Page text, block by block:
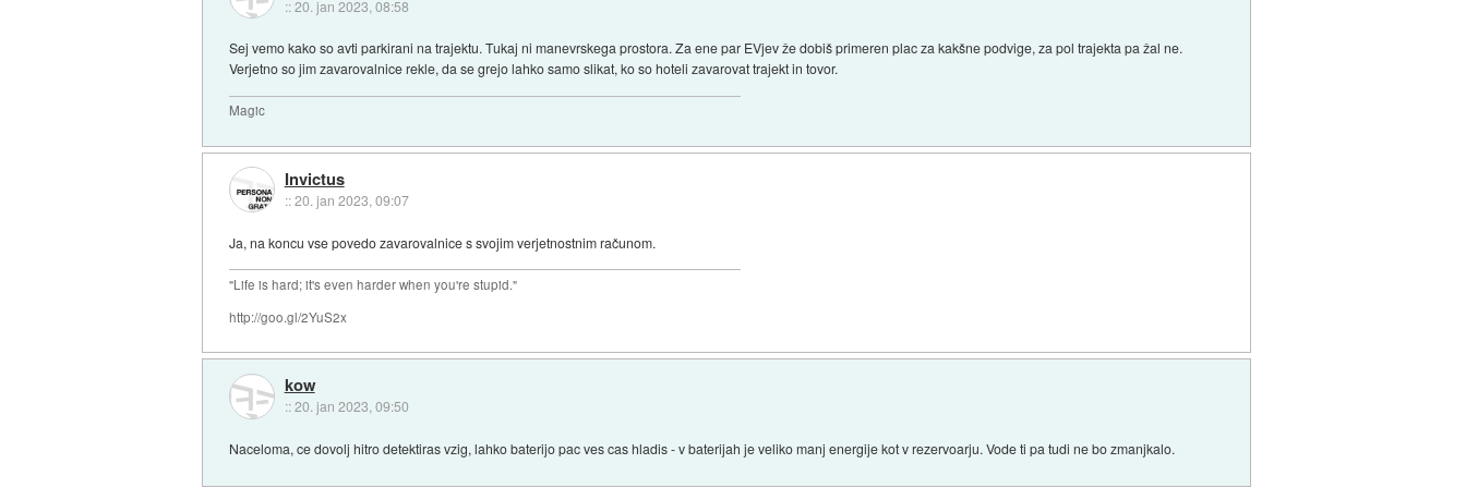
::20. jan 2023, 08:58
Sej vemo kako so avti parkirani na trajektu. Tukaj ni manevrskega prostora. Za ene par EVjev že dobiš primeren plac za kakšne podvige, za pol trajekta pa žal ne.
Verjetno so jim zavarovalnice rekle, da se grejo lahko samo slikat, ko so hoteli zavarovat trajekt in tovor.
Magic
Invictus
::20. jan 2023, 09:07
Ja, na koncu vse povedo zavarovalnice s svojim verjetnostnim računom.
"Life is hard; it's even harder when you're stupid."
http://goo.gl/2YuS2x
kow
::20. jan 2023, 09:50
Naceloma, ce dovolj hitro detektiras vzig, lahko baterijo pac ves cas hladis - v baterijah je veliko manj energije kot v rezervoarju. Vode ti pa tudi ne bo zmanjkalo.